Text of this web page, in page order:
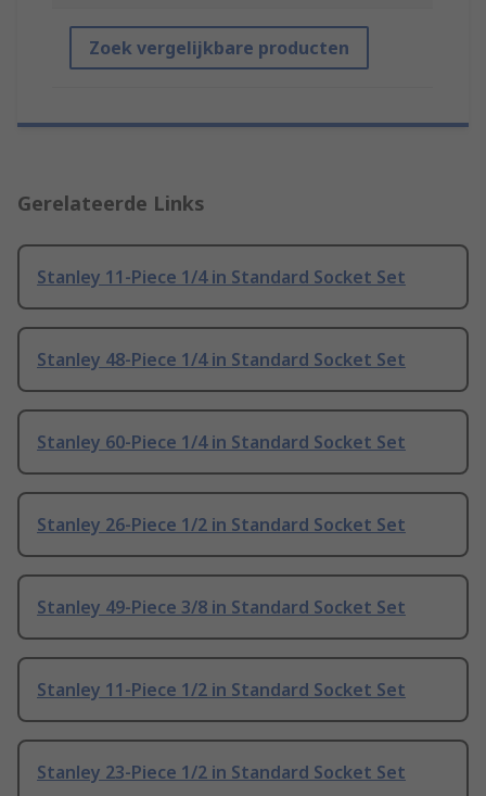
Zoek vergelijkbare producten
Gerelateerde Links
Stanley 11-Piece 1/4 in Standard Socket Set
Stanley 48-Piece 1/4 in Standard Socket Set
Stanley 60-Piece 1/4 in Standard Socket Set
Stanley 26-Piece 1/2 in Standard Socket Set
Stanley 49-Piece 3/8 in Standard Socket Set
Stanley 11-Piece 1/2 in Standard Socket Set
Stanley 23-Piece 1/2 in Standard Socket Set